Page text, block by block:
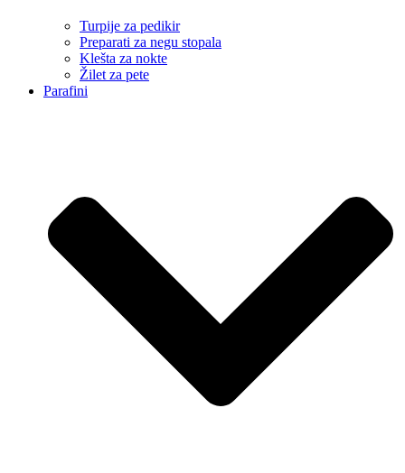
Turpije za pedikir
Preparati za negu stopala
Klešta za nokte
Žilet za pete
Parafini